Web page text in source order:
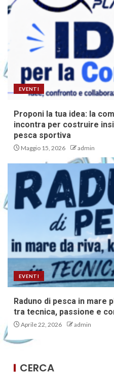
EVENTI
Proponi la tua idea: la
incontra per costruire
pesca sportiva
Maggio 15, 2026 admin
EVENTI
Raduno di pesca in mare
tra tecnica, passione e
Aprile 22, 2026 admin
CERCA